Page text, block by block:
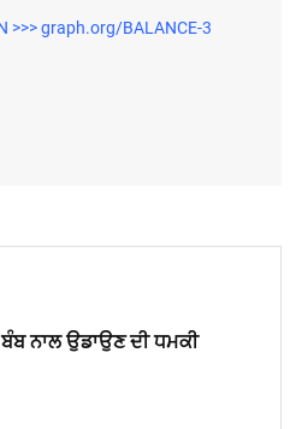
>>> graph.org/BALANCE-3
ਨਾਲ ਉਡਾਉਣ ਦੀ ਧਮਕੀ